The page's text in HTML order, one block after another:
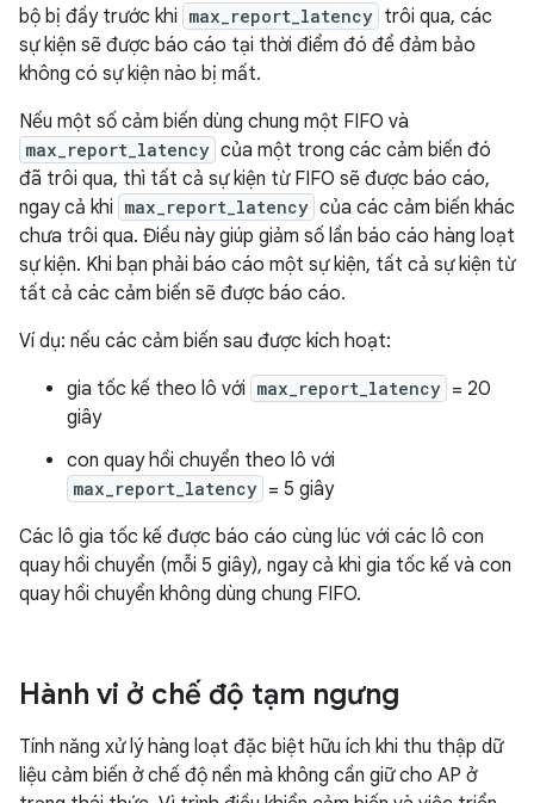
bộ bị đầy trước khi max_report_latency trôi qua, các
sự kiện sẽ được báo cáo tại thời điểm đó để đảm bảo
không có sự kiện nào bị mất.
Nếu một số cảm biến dùng chung một FIFO và
max_report_latency của một trong các cảm biến đó
đã trôi qua, thì tất cả sự kiện từ FIFO sẽ được báo cáo,
ngay cả khi max_report_latency của các cảm biến khác
chưa trôi qua. Điều này giúp giảm số lần báo cáo hàng loạt
sự kiện. Khi bạn phải báo cáo một sự kiện, tất cả sự kiện từ
tất cả các cảm biến sẽ được báo cáo.
Ví dụ: nếu các cảm biến sau được kích hoạt:
gia tốc kế theo lô với max_report_latency = 20
giây
con quay hồi chuyển theo lô với
max_report_latency = 5 giây
Các lô gia tốc kế được báo cáo cùng lúc với các lô con
quay hồi chuyển (mỗi 5 giây), ngay cả khi gia tốc kế và con
quay hồi chuyển không dùng chung FIFO.
Hành vi ở chế độ tạm ngưng
Tính năng xử lý hàng loạt đặc biệt hữu ích khi thu thập dữ
liệu cảm biến ở chế độ nền mà không cần giữ cho AP ở